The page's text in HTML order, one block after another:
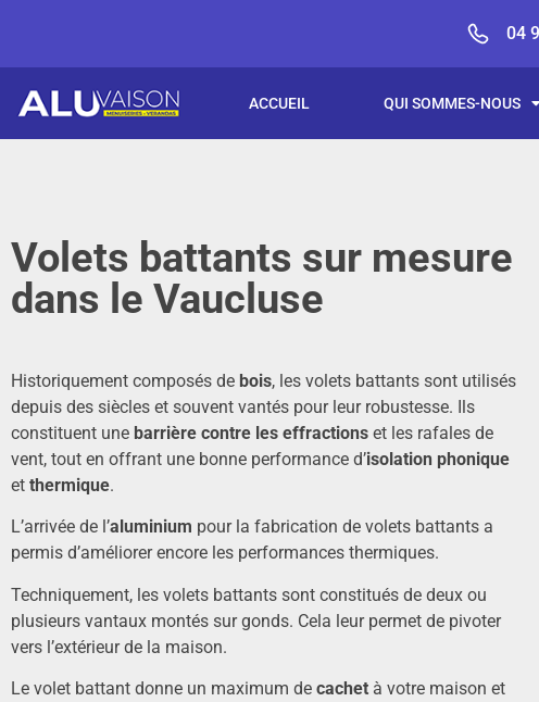
04
ACCUEIL QUI SOMMES-NOUS
Volets battants sur mesure
dans le Vaucluse
Historiquement composés de bois, les volets battants sont utilisés
depuis des siècles et souvent vantés pour leur robustesse. Ils
constituent une barrière contre les effractions et les rafales de
vent, tout en offrant une bonne performance d’isolation phonique
et thermique.
L’arrivée de l’aluminium pour la fabrication de volets battants a
permis d’améliorer encore les performances thermiques.
Techniquement, les volets battants sont constitués de deux ou
plusieurs vantaux montés sur gonds. Cela leur permet de pivoter
vers l’extérieur de la maison.
Le volet battant donne un maximum de cachet à votre maison et